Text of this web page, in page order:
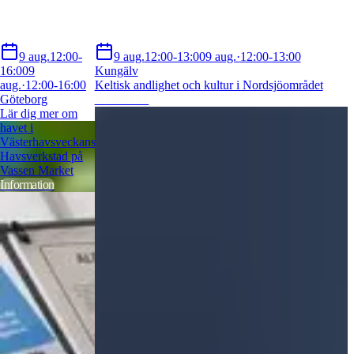
9 aug.12:00-
16:009
aug.·12:00-16:00
Göteborg
Lär dig mer om
havet i
Västerhavsveckans
Havsverkstad på
Vassen Market
Information
9 aug.12:00-13:009 aug.·12:00-13:00
Kungälv
Keltisk andlighet och kultur i Nordsjöområdet